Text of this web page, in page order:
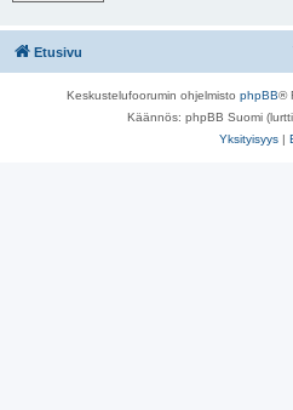
Etusivu
Keskustelufoorumin ohjelmisto phpBB®
Käännös: phpBB Suomi
Yksityisyys |